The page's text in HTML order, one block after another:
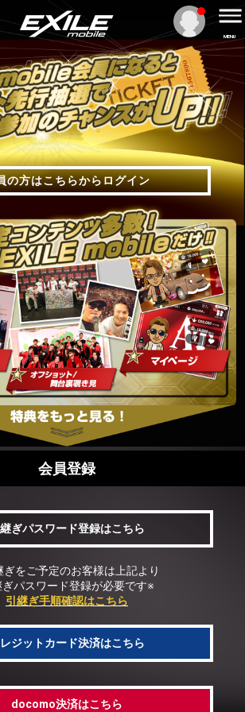
MENU
の方はこちらからログイン
の方はこちらからログイン
会員登録
ぎパスワード登録はこちら
ぎをご予定のお客様は上記より
ぎパスワード登録が必要です※
引継ぎ手順確認はこちら
ジットカード決済はこちら
docomo決済はこちら